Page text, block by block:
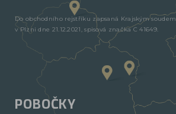
Do obchodního rejstříku zapsaná Krajským soudem
v Plzni dne 21.12.2021, spisová značka C 41649.
POBOČKY